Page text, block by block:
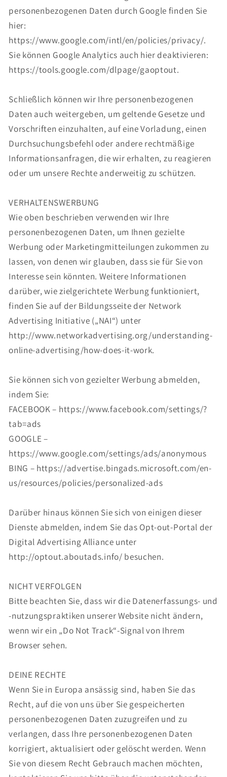
personenbezogenen Daten durch Google finden Sie
hier:
https://www.google.com/intl/en/policies/privacy/.
Sie können Google Analytics auch hier deaktivieren:
https://tools.google.com/dlpage/gaoptout.
Schließlich können wir Ihre personenbezogenen
Daten auch weitergeben, um geltende Gesetze und
Vorschriften einzuhalten, auf eine Vorladung, einen
Durchsuchungsbefehl oder andere rechtmäßige
Informationsanfragen, die wir erhalten, zu reagieren
oder um unsere Rechte anderweitig zu schützen.
VERHALTENSWERBUNG
Wie oben beschrieben verwenden wir Ihre
personenbezogenen Daten, um Ihnen gezielte
Werbung oder Marketingmitteilungen zukommen zu
lassen, von denen wir glauben, dass sie für Sie von
Interesse sein könnten. Weitere Informationen
darüber, wie zielgerichtete Werbung funktioniert,
finden Sie auf der Bildungsseite der Network
Advertising Initiative („NAI“) unter
http://www.networkadvertising.org/understanding-
online-advertising/how-does-it-work.
Sie können sich von gezielter Werbung abmelden,
indem Sie:
FACEBOOK – https://www.facebook.com/settings/?
tab=ads
GOOGLE –
https://www.google.com/settings/ads/anonymous
BING – https://advertise.bingads.microsoft.com/en-
us/resources/policies/personalized-ads
Darüber hinaus können Sie sich von einigen dieser
Dienste abmelden, indem Sie das Opt-out-Portal der
Digital Advertising Alliance unter
http://optout.aboutads.info/ besuchen.
NICHT VERFOLGEN
Bitte beachten Sie, dass wir die Datenerfassungs- und
-nutzungspraktiken unserer Website nicht ändern,
wenn wir ein „Do Not Track“-Signal von Ihrem
Browser sehen.
DEINE RECHTE
Wenn Sie in Europa ansässig sind, haben Sie das
Recht, auf die von uns über Sie gespeicherten
personenbezogenen Daten zuzugreifen und zu
verlangen, dass Ihre personenbezogenen Daten
korrigiert, aktualisiert oder gelöscht werden. Wenn
Sie von diesem Recht Gebrauch machen möchten,